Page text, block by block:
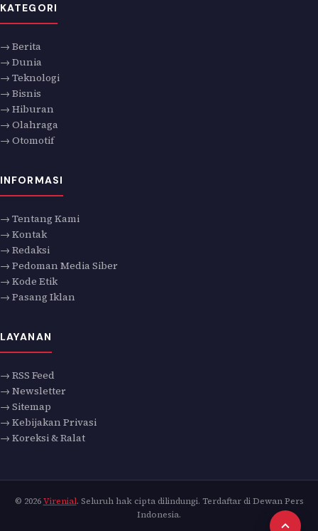
KATEGORI
→ Berita
→ Dunia
→ Teknologi
→ Bisnis
→ Hiburan
→ Olahraga
→ Otomotif
INFORMASI
→ Tentang Kami
→ Kontak
→ Redaksi
→ Pedoman Media Siber
→ Kode Etik
→ Pasang Iklan
LAYANAN
→ RSS Feed
→ Newsletter
→ Sitemap
→ Kebijakan Privasi
→ Koreksi & Ralat
© 2026Virenial. Seluruh hak cipta dilindungi. Terdaftar di Dewan Pers
Indonesia.